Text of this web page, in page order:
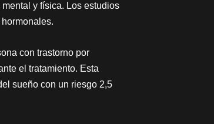
y física. Los estudios
con trastorno por
el tratamiento. Esta
sueño con un riesgo 2,5